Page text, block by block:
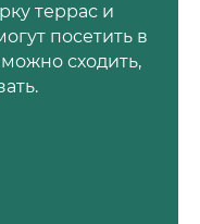
террас и
посетить в
сходить,